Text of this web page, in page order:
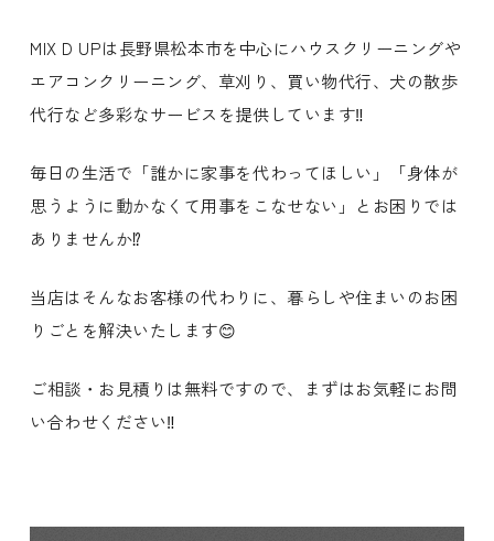
MIX D UPは長野県松本市を中心にハウスクリーニングや
エアコンクリーニング、草刈り、買い物代行、犬の散歩
代行など多彩なサービスを提供しています‼️
毎日の生活で「誰かに家事を代わってほしい」「身体が
思うように動かなくて用事をこなせない」とお困りでは
ありませんか⁉️
当店はそんなお客様の代わりに、暮らしや住まいのお困
りごとを解決いたします😊
ご相談・お見積りは無料ですので、まずはお気軽にお問
い合わせください‼️